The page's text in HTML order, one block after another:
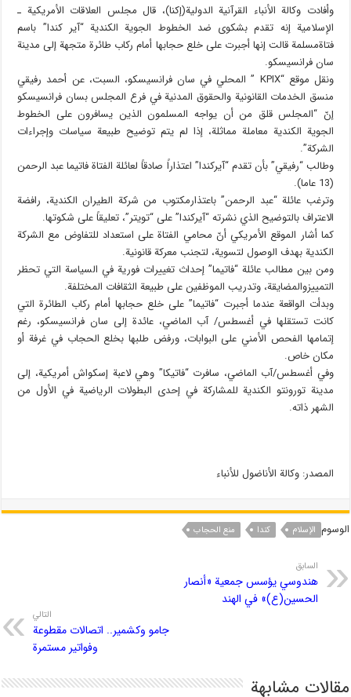
وأفادت وكالة الأنباء القرآنية الدولية(إکنا)، قال مجلس العلاقات الأمريكية ـ
الإسلامية إنه تقدم بشكوى ضد الخطوط الجوية الكندية “آير كندا” باسم
فتاةمسلمة قالت إنها أجبرت على خلع حجابها أمام ركاب طائرة متجهة إلى مدينة
سان فرانسيسكو.
ونقل موقع “KPIX ” المحلي في سان فرانسيسكو، السبت، عن أحمد رفيقي
منسق الخدمات القانونية والحقوق المدنية في فرع المجلس بسان فرانسيسكو
إنّ “المجلس قلق من أن يواجه المسلمون الذين يسافرون على الخطوط
الجوية الكندية معاملة مماثلة، إذا لم يتم توضيح طبيعة سياسات وإجراءات
الشركة”.
وطالب “رفيقي” بأن تقدم “آيركندا” اعتذاراً صادقاً لعائلة الفتاة فاتيما عبد الرحمن
(13 عاما).
وترغب عائلة “عبد الرحمن” باعتذارمكتوب من شركة الطيران الكندية، رافضة
الاعتراف بالتوضيح الذي نشرته “آيركندا” على “تويتر”، تعليقاً على شكوتها.
كما أشار الموقع الأمريكي أنّ محامي الفتاة على استعداد للتفاوض مع الشركة
الكندية بهدف الوصول لتسوية، لتجنب معركة قانونية.
ومن بين مطالب عائلة “فاتيما” إحداث تغييرات فورية في السياسة التي تحظر
التمييزوالمضايقة، وتدريب الموظفين على طبيعة الثقافات المختلفة.
وبدأت الواقعة عندما أجبرت “فاتيما” على خلع حجابها أمام ركاب الطائرة التي
كانت تستقلها في أغسطس/ آب الماضي، عائدة إلى سان فرانسيسكو، رغم
إتمامها الفحص الأمني على البوابات، ورفض طلبها بخلع الحجاب في غرفة أو
مكان خاص.
وفي أغسطس/آب الماضي، سافرت “فاتيكا” وهي لاعبة إسكواش أمريكية، إلى
مدينة تورونتو الكندية للمشاركة في إحدى البطولات الرياضية في الأول من
الشهر ذاته.
المصدر: وكالة الأناضول للأنباء
الوسوم الإسلام کندا منع الحجاب
السابق
هندوسي یؤسس جمعیة «أنصار
الحسین(ع)» في الهند
التالي
جامو وكشمير.. اتصالات مقطوعة
وفواتير مستمرة
مقالات مشابهة